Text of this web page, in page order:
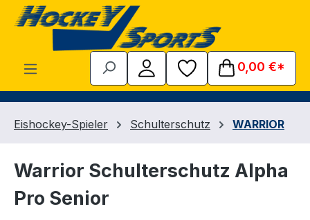
Zum Hauptinhalt springen
0,00 €*
Eishockey-Spieler Schulterschutz WARRIOR
Warrior Schulterschutz Alpha
Pro Senior